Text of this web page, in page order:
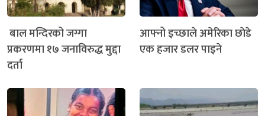
बाल मन्दिरको जग्गा
प्रकरणमा १७ जनाविरुद्ध मुद्दा
दर्ता
आफ्नो इच्छाले अमेरिका छाेडे
एक हजार डलर पाइने